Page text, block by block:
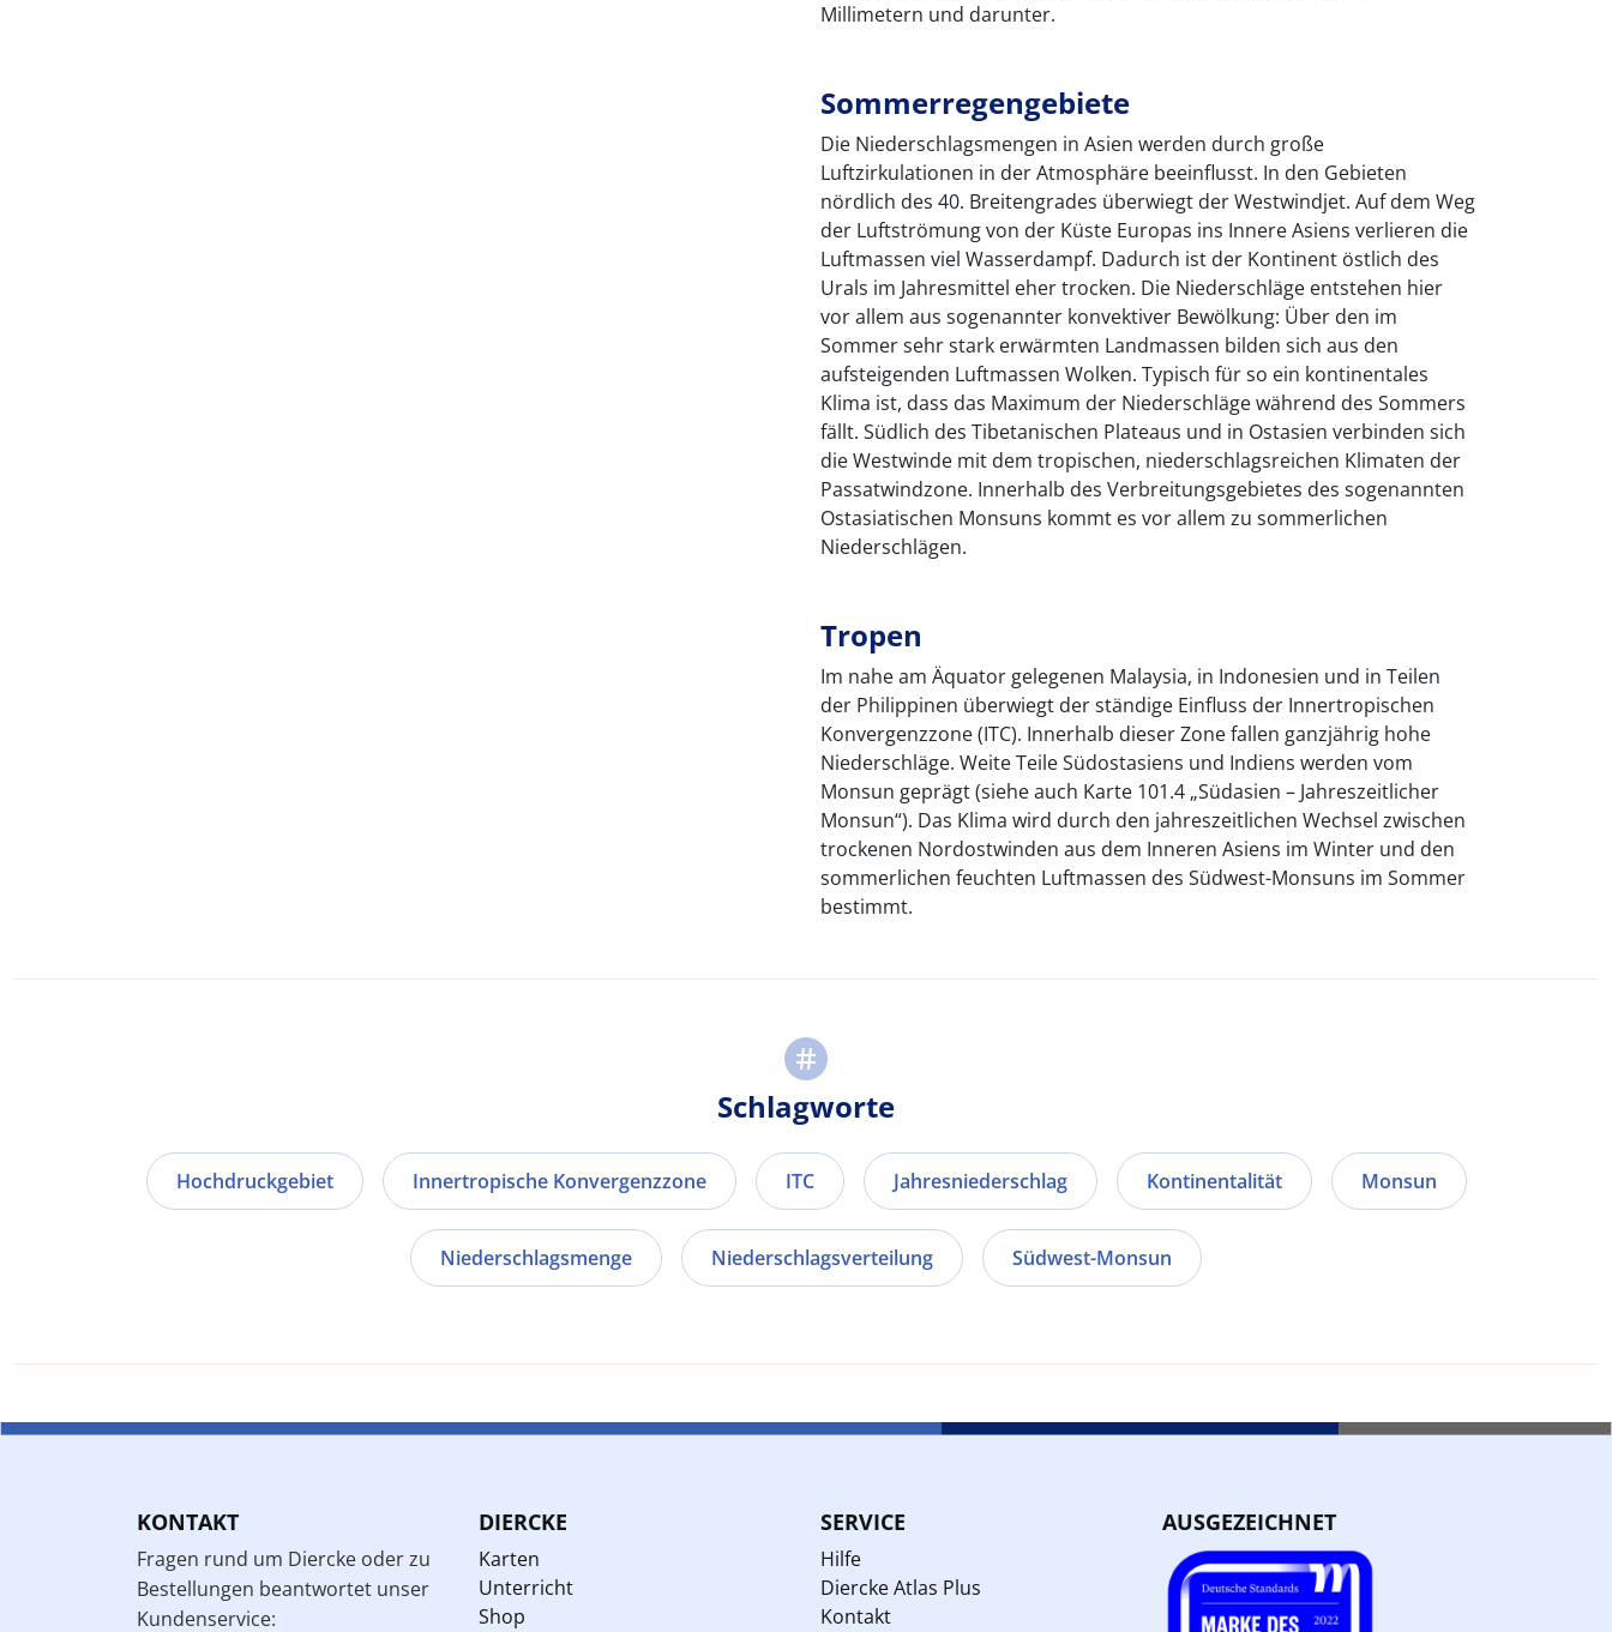
Millimetern und darunter.
Sommerregengebiete
Die Niederschlagsmengen in Asien werden durch große
Luftzirkulationen in der Atmosphäre beeinflusst. In den Gebieten
nördlich des 40. Breitengrades überwiegt der Westwindjet. Auf dem Weg
der Luftströmung von der Küste Europas ins Innere Asiens verlieren die
Luftmassen viel Wasserdampf. Dadurch ist der Kontinent östlich des
Urals im Jahresmittel eher trocken. Die Niederschläge entstehen hier
vor allem aus sogenannter konvektiver Bewölkung: Über den im
Sommer sehr stark erwärmten Landmassen bilden sich aus den
aufsteigenden Luftmassen Wolken. Typisch für so ein kontinentales
Klima ist, dass das Maximum der Niederschläge während des Sommers
fällt. Südlich des Tibetanischen Plateaus und in Ostasien verbinden sich
die Westwinde mit dem tropischen, niederschlagsreichen Klimaten der
Passatwindzone. Innerhalb des Verbreitungsgebietes des sogenannten
Ostasiatischen Monsuns kommt es vor allem zu sommerlichen
Niederschlägen.
Tropen
Im nahe am Äquator gelegenen Malaysia, in Indonesien und in Teilen
der Philippinen überwiegt der ständige Einfluss der Innertropischen
Konvergenzzone (ITC). Innerhalb dieser Zone fallen ganzjährig hohe
Niederschläge. Weite Teile Südostasiens und Indiens werden vom
Monsun geprägt (siehe auch Karte 101.4 „Südasien – Jahreszeitlicher
Monsun“). Das Klima wird durch den jahreszeitlichen Wechsel zwischen
trockenen Nordostwinden aus dem Inneren Asiens im Winter und den
sommerlichen feuchten Luftmassen des Südwest-Monsuns im Sommer
bestimmt.
Schlagworte
Hochdruckgebiet Innertropische Konvergenzzone ITC Jahresniederschlag Kontinentalität Monsun
Niederschlagsmenge Niederschlagsverteilung Südwest-Monsun
KONTAKT
Fragen rund um Diercke oder zu
Bestellungen beantwortet unser
Kundenservice:
DIERCKE
Karten
Unterricht
Shop
SERVICE
Hilfe
Diercke Atlas Plus
Kontakt
AUSGEZEICHNET